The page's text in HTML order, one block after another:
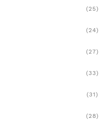
(25)
(24)
(27)
(33)
(31)
(28)